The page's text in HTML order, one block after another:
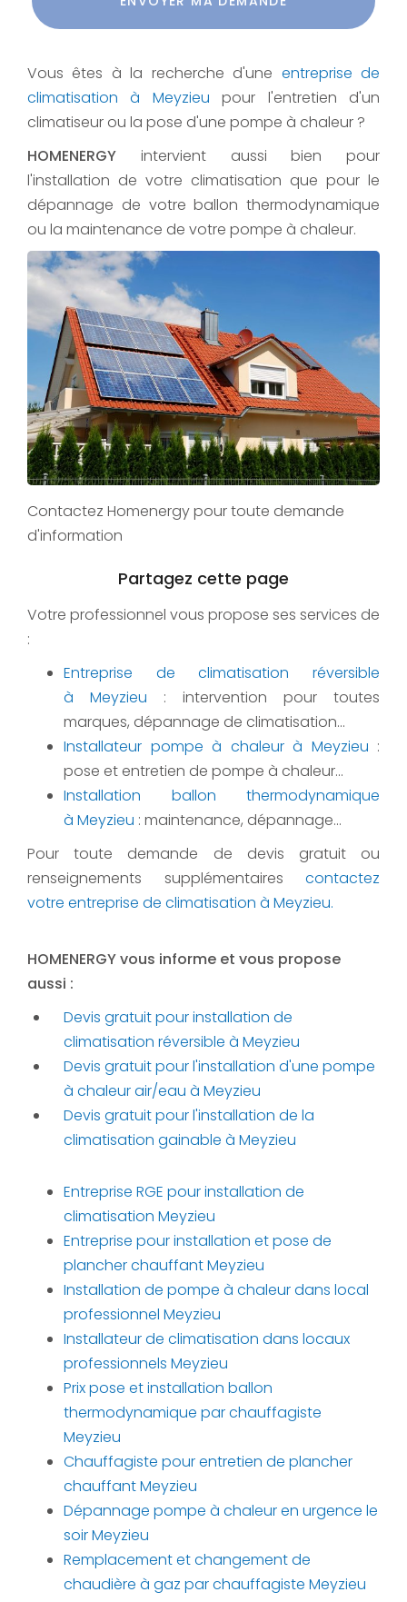
Vous êtes à la recherche d'une entreprise de
climatisation à Meyzieu pour l'entretien d'un
climatiseur ou la pose d'une pompe à chaleur ?
HOMENERGY intervient aussi bien pour
l'installation de votre climatisation que pour le
dépannage de votre ballon thermodynamique
ou la maintenance de votre pompe à chaleur.
Contactez Homenergy pour toute demande
d'information
Votre professionnel vous propose ses services de
:
Entreprise de climatisation réversible
à Meyzieu : intervention pour toutes
marques, dépannage de climatisation...
Installateur pompe à chaleur à Meyzieu :
pose et entretien de pompe à chaleur...
Installation ballon thermodynamique
à Meyzieu : maintenance, dépannage...
Pour toute demande de devis gratuit ou
renseignements supplémentaires contactez
votre entreprise de climatisation à Meyzieu.
HOMENERGY vous informe et vous propose
aussi :
Devis gratuit pour installation de
climatisation réversible à Meyzieu
Devis gratuit pour l'installation d'une pompe
à chaleur air/eau à Meyzieu
Devis gratuit pour l'installation de la
climatisation gainable à Meyzieu
Entreprise RGE pour installation de
climatisation Meyzieu
Entreprise pour installation et pose de
plancher chauffant Meyzieu
Installation de pompe à chaleur dans local
professionnel Meyzieu
Installateur de climatisation dans locaux
professionnels Meyzieu
Prix pose et installation ballon
thermodynamique par chauffagiste
Meyzieu
Chauffagiste pour entretien de plancher
chauffant Meyzieu
Dépannage pompe à chaleur en urgence le
soir Meyzieu
Remplacement et changement de
chaudière à gaz par chauffagiste Meyzieu